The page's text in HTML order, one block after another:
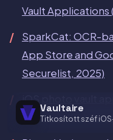
Vault Applications
SparkCat: OCR-
App Store and
Securelist, 2025)
iOS photo vault
Firebase
Vaultaire
Titkosított széf